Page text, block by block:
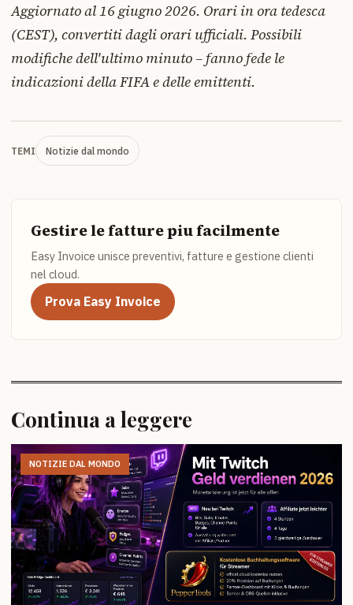
Aggiornato al 16 giugno 2026. Orari in ora tedesca
(CEST), convertiti dagli orari ufficiali. Possibili
modifiche dell'ultimo minuto – fanno fede le
indicazioni della FIFA e delle emittenti.
TEMI Notizie dal mondo
Gestire le fatture piu facilmente
Easy Invoice unisce preventivi, fatture e gestione clienti
nel cloud.
Prova Easy Invoice
Continua a leggere
NOTIZIE DAL MONDO